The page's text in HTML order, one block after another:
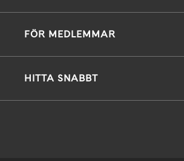
FÖR MEDLEMMAR
HITTA SNABBT